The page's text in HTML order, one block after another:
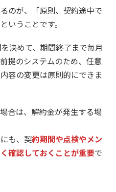
のが、
「原則、契約途中で
ということです。
決めて、期間終了まで毎月
提のシステムのため、任意
容の変更は原則的にできま
合は、解約金が発生する場
も、契約期間や点検やメン
確認しておくことが重要で